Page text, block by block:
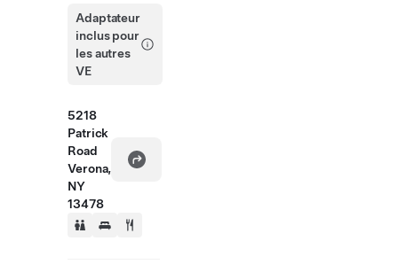
Adaptateur
inclus pour
les autres
VE
5218
Patrick
Road
Verona,
NY
13478